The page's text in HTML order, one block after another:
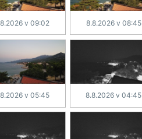
v 09:02 8.8.2026 v 08:45
v 05:45 8.8.2026 v 04:45